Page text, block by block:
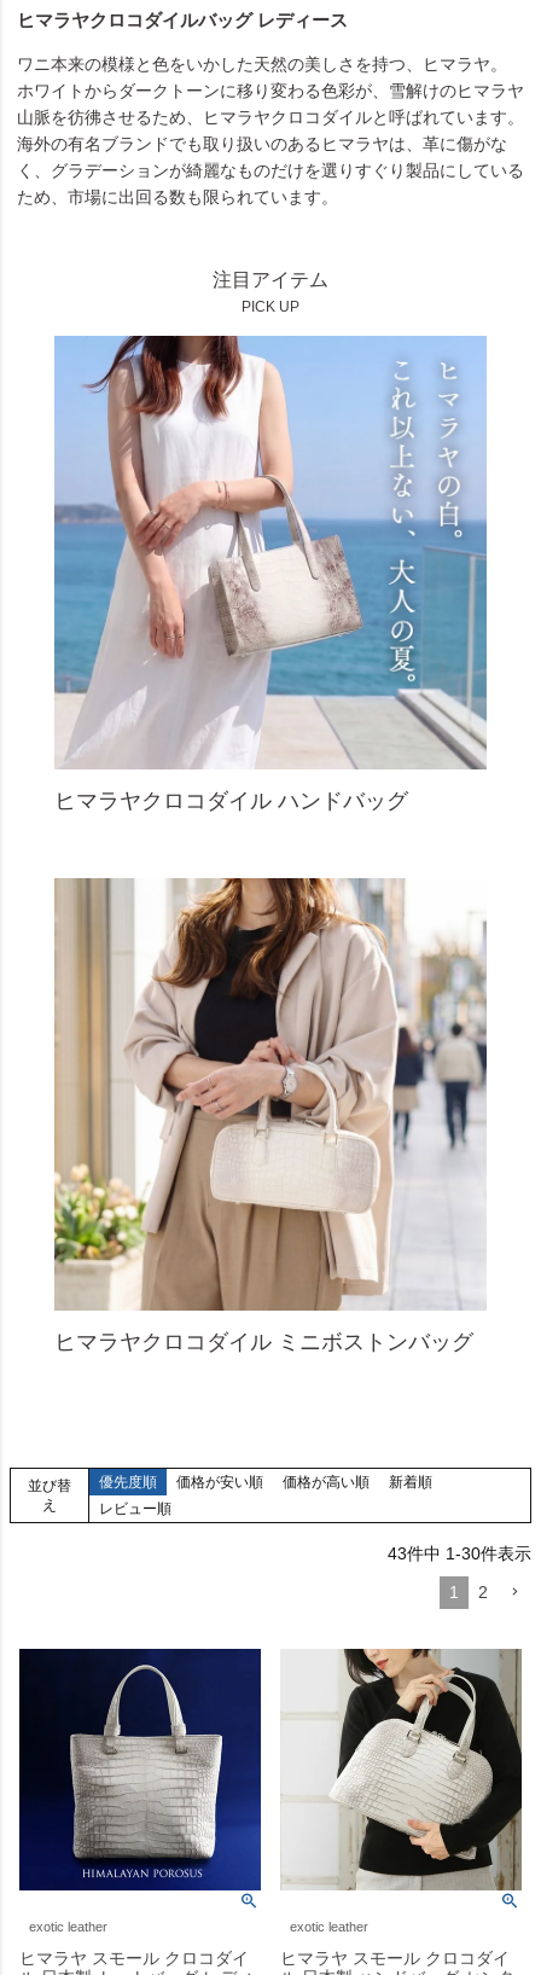
ヒマラヤクロコダイルバッグ レディース
ワニ本来の模様と色をいかした天然の美しさを持つ、ヒマラヤ。
ホワイトからダークトーンに移り変わる色彩が、雪解けのヒマラヤ
山脈を彷彿させるため、ヒマラヤクロコダイルと呼ばれています。
海外の有名ブランドでも取り扱いのあるヒマラヤは、革に傷がな
く、グラデーションが綺麗なものだけを選りすぐり製品にしている
ため、市場に出回る数も限られています。
注目アイテム
PICK UP
ヒマラヤクロコダイル ハンドバッグ
ヒマラヤクロコダイル ミニボストンバッグ
並び替
え
優先度順 価格が安い順 価格が高い順
新着順
レビュー順
43件中 1-30件表示
1
2
exotic leather
ヒマラヤ スモール クロコダイ
exotic leather
ヒマラヤ スモール クロコダイ